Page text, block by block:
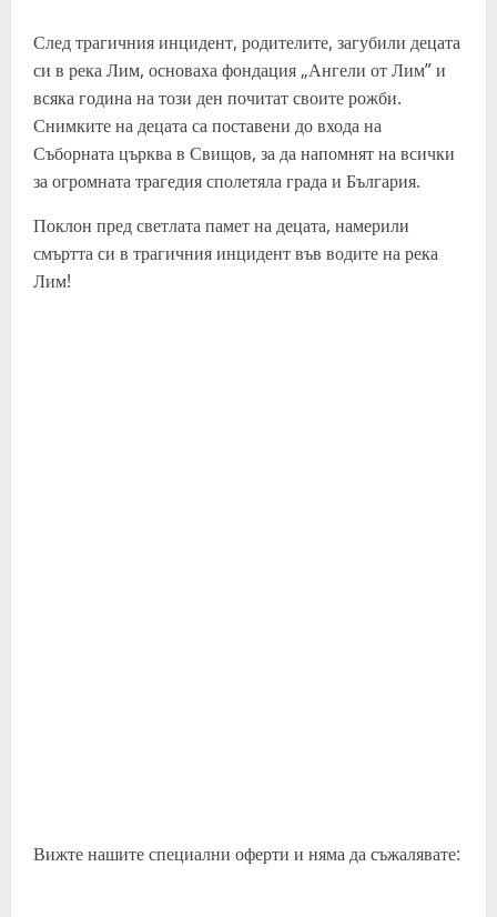
След трагичния инцидент, родителите, загубили децата
си в река Лим, основаха фондация „Ангели от Лим” и
всяка година на този ден почитат своите рожби.
Снимките на децата са поставени до входа на
Съборната църква в Свищов, за да напомнят на всички
за огромната трагедия сполетяла града и България.
Поклон пред светлата памет на децата, намерили
смъртта си в трагичния инцидент във водите на река
Лим!
Вижте нашите специални оферти и няма да съжалявате: